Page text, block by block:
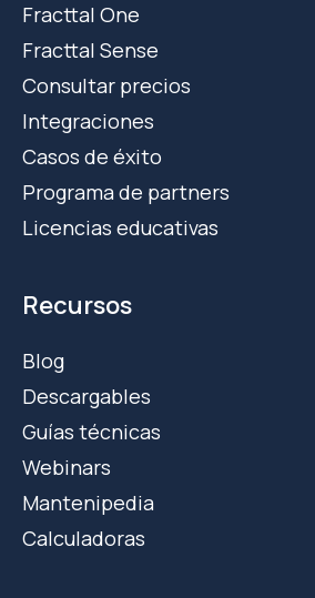
Fracttal One
Fracttal Sense
Consultar precios
Integraciones
Casos de éxito
Programa de partners
Licencias educativas
Recursos
Blog
Descargables
Guías técnicas
Webinars
Mantenipedia
Calculadoras